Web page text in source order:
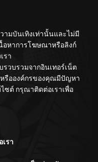
ามบันเทิงเท่านั้นและไม่มี
อหาการโฆษณาหรือลิงก์
รา
วบรวมจากอินเทอร์เน็ต
รือองค์กรของคุณมีปัญหา
ซต์ กรุณาติดต่อเราเพื่อ
รา